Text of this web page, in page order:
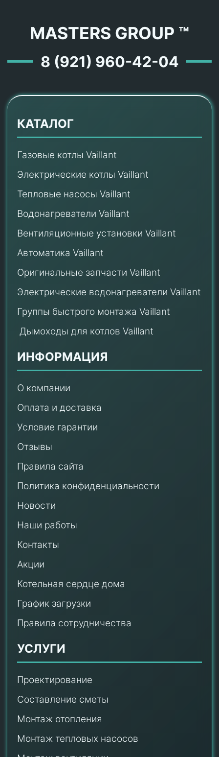
MASTERS GROUP ™
8 (921) 960-42-04
КАТАЛОГ
Газовые котлы Vaillant
Электрические котлы Vaillant
Тепловые насосы Vaillant
Водонагреватели Vaillant
Вентиляционные установки Vaillant
Автоматика Vaillant
Оригинальные запчасти Vaillant
Электрические водонагреватели Vaillant
Группы быстрого монтажа Vaillant
Дымоходы для котлов Vaillant
ИНФОРМАЦИЯ
О компании
Оплата и доставка
Условие гарантии
Отзывы
Правила сайта
Политика конфиденциальности
Новости
Наши работы
Контакты
Акции
Котельная сердце дома
График загрузки
Правила сотрудничества
УСЛУГИ
Проектирование
Составление сметы
Монтаж отопления
Монтаж тепловых насосов